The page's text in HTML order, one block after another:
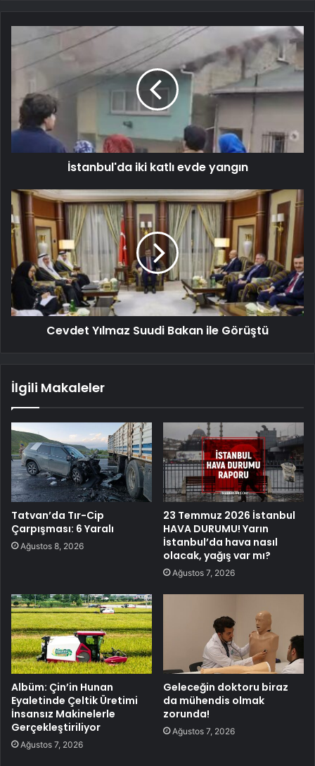
İstanbul'da iki katlı evde yangın
Cevdet Yılmaz Suudi Bakan ile Görüştü
İlgili Makaleler
Tatvan’da Tır-Cip
Çarpışması: 6 Yaralı
Ağustos 8, 2026
23 Temmuz 2026 İstanbul
HAVA DURUMU! Yarın
İstanbul’da hava nasıl
olacak, yağış var mı?
Ağustos 7, 2026
Albüm: Çin’in Hunan
Eyaletinde Çeltik Üretimi
İnsansız Makinelerle
Gerçekleştiriliyor
Ağustos 7, 2026
Geleceğin doktoru biraz
da mühendis olmak
zorunda!
Ağustos 7, 2026